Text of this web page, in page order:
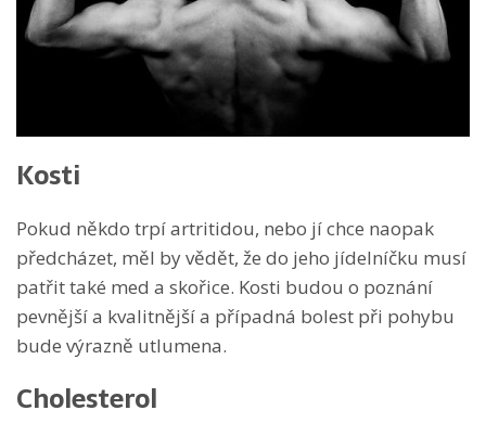
Kosti
Pokud někdo trpí artritidou, nebo jí chce naopak
předcházet, měl by vědět, že do jeho jídelníčku musí
patřit také med a skořice. Kosti budou o poznání
pevnější a kvalitnější a případná bolest při pohybu
bude výrazně utlumena.
Cholesterol